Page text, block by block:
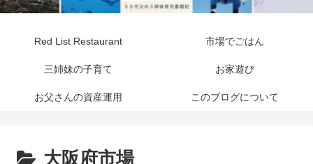
Red List Restaurant 市場でごはん
三姉妹の子育て お家遊び
お父さんの資産運用 このブログについて
大阪府市場